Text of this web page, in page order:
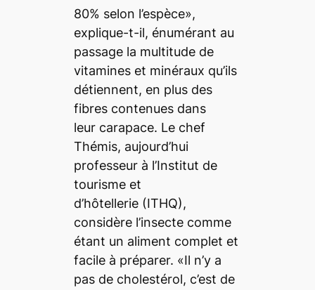
80% selon l’espèce»,
explique-t-il, énumérant au
passage la multitude de
vitamines et minéraux qu’ils
détiennent, en plus des
fibres contenues dans
leur carapace. Le chef
Thémis, aujourd’hui
professeur à l’Institut de
tourisme et
d’hôtellerie (ITHQ),
considère l’insecte comme
étant un aliment complet et
facile à préparer. «Il n’y a
pas de cholestérol, c’est de